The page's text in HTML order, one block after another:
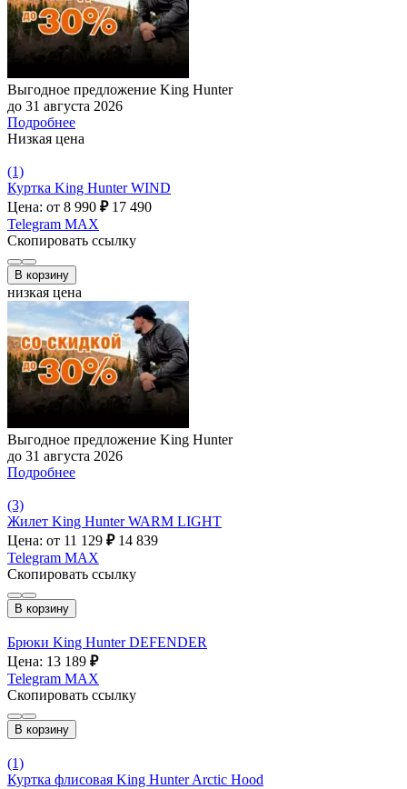
Выгодное предложение King Hunter
до 31 августа 2026
Подробнее
Низкая цена
(1)
Куртка King Hunter WIND
Цена: от 8 990 ₽ 17 490
Telegram MAX
Скопировать ссылку
В корзину
низкая цена
Выгодное предложение King Hunter
до 31 августа 2026
Подробнее
(3)
Жилет King Hunter WARM LIGHT
Цена: от 11 129 ₽ 14 839
Telegram MAX
Скопировать ссылку
В корзину
Брюки King Hunter DEFENDER
Цена: 13 189 ₽
Telegram MAX
Скопировать ссылку
В корзину
(1)
Куртка флисовая King Hunter Arctic Hood